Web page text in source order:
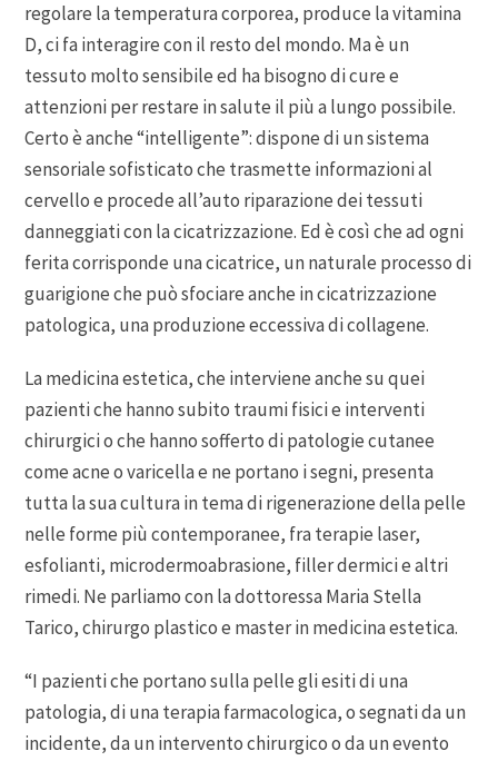
regolare la temperatura corporea, produce la vitamina
D, ci fa interagire con il resto del mondo. Ma è un
tessuto molto sensibile ed ha bisogno di cure e
attenzioni per restare in salute il più a lungo possibile.
Certo è anche “intelligente”: dispone di un sistema
sensoriale sofisticato che trasmette informazioni al
cervello e procede all’auto riparazione dei tessuti
danneggiati con la cicatrizzazione. Ed è così che ad ogni
ferita corrisponde una cicatrice, un naturale processo di
guarigione che può sfociare anche in cicatrizzazione
patologica, una produzione eccessiva di collagene.
La medicina estetica, che interviene anche su quei
pazienti che hanno subito traumi fisici e interventi
chirurgici o che hanno sofferto di patologie cutanee
come acne o varicella e ne portano i segni, presenta
tutta la sua cultura in tema di rigenerazione della pelle
nelle forme più contemporanee, fra terapie laser,
esfolianti, microdermoabrasione, filler dermici e altri
rimedi. Ne parliamo con la dottoressa Maria Stella
Tarico, chirurgo plastico e master in medicina estetica.
“I pazienti che portano sulla pelle gli esiti di una
patologia, di una terapia farmacologica, o segnati da un
incidente, da un intervento chirurgico o da un evento